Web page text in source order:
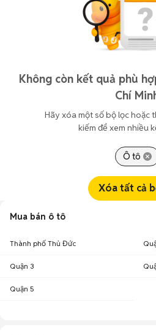
Không còn kết quả phù
Chí
Hãy xóa một số bộ lọc hoặc
kiếm để xem nhiều
Ô tô
Xóa tất cả
Mua bán ô tô
Thành phố Thủ Đức
Quận 3
Quận 5